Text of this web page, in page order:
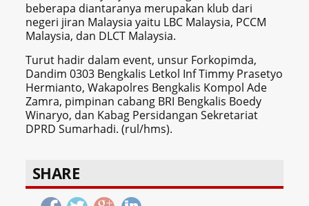
beberapa diantaranya merupakan klub dari
negeri jiran Malaysia yaitu LBC Malaysia, PCCM
Malaysia, dan DLCT Malaysia.
Turut hadir dalam event, unsur Forkopimda,
Dandim 0303 Bengkalis Letkol Inf Timmy Prasetyo
Hermianto, Wakapolres Bengkalis Kompol Ade
Zamra, pimpinan cabang BRI Bengkalis Boedy
Winaryo, dan Kabag Persidangan Sekretariat
DPRD Sumarhadi. (rul/hms).
SHARE